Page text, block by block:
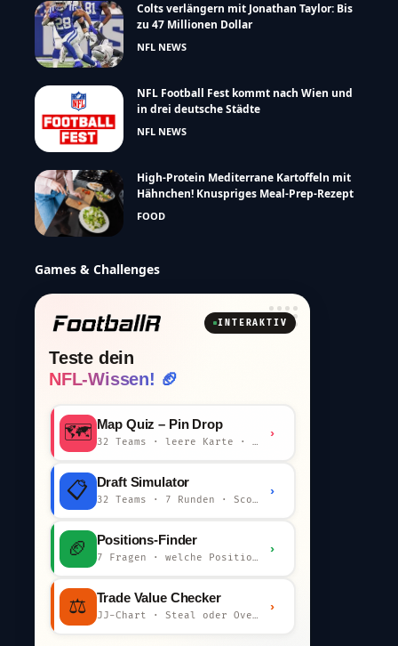
Colts verlängern mit Jonathan Taylor: Bis
zu 47 Millionen Dollar
NFL NEWS
NFL Football Fest kommt nach Wien und
in drei deutsche Städte
NFL NEWS
High-Protein Mediterrane Kartoffeln mit
Hähnchen! Knuspriges Meal-Prep-Rezept
FOOD
Games & Challenges
INTERAKTIV
Teste dein
NFL-Wissen! 🏈
🗺️ Map Quiz – Pin Drop
32 Teams · leere Karte · km-Wertung
›
📋 Draft Simulator
32 Teams · 7 Runden · Scout-Kommentar
›
🏈 Positions-Finder
7 Fragen · welche Position bist du?
›
⚖️ Trade Value Checker
JJ-Chart · Steal oder Overpay?
›